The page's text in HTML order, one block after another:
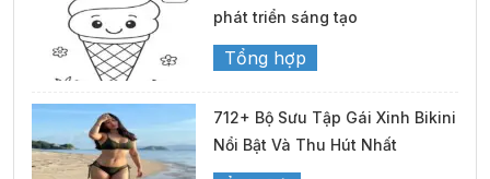
phát triển sáng tạo
Tổng hợp
712+ Bộ Sưu Tập Gái Xinh Bikini
Nổi Bật Và Thu Hút Nhất